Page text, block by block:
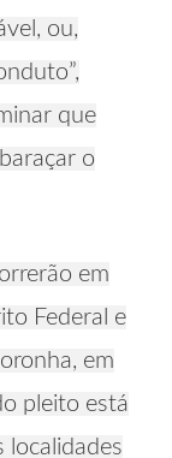
ou,
que
o
em
Federal e
em
pleito está
localidades